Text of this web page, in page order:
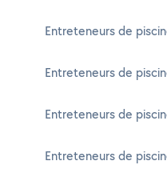
Entreteneurs de
Entreteneurs de
Entreteneurs de
Entreteneurs de